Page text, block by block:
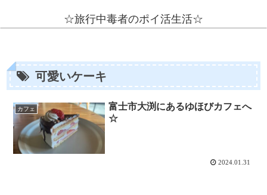
☆旅行中毒者のポイ活生活☆
可愛いケーキ
カフェ
富士市大渕にあるゆほびカフェへ
☆
2024.01.31